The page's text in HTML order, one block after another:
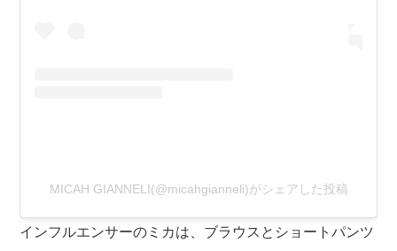
MICAH GIANNELI(@micahgianneli)がシェアした投稿
インフルエンサーのミカは、ブラウスとショートパンツ